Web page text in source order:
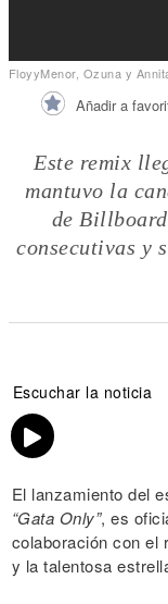
FloyyMenor, Ozuna y
Añadir a
Este remix
mantuvo la
de
consecutivas y
Escuchar la noticia
El lanzamiento del
“Gata Only”, es
colaboración con el
y la talentosa